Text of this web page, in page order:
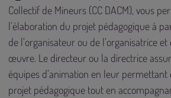
Collectif de Mineurs (CC DACM), vous
l’élaboration du projet pédagogique à
de l’organisateur ou de l’organisatrice
œuvre. Le directeur ou la directrice
équipes d’animation en leur permettant
projet pédagogique tout en